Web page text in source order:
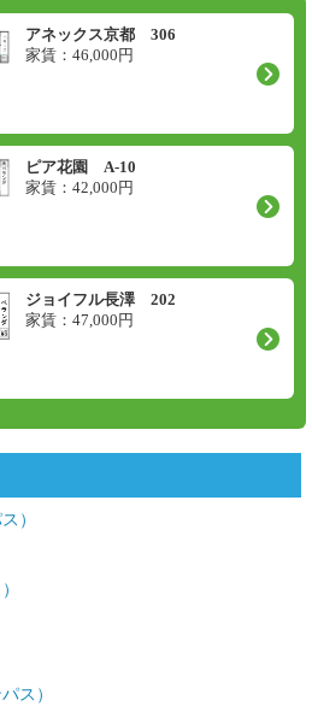
アネックス京都 306
家賃： 46,000 円
ピア花園 A-10
家賃： 42,000 円
ジョイフル長澤 202
家賃： 47,000 円
）
ス）